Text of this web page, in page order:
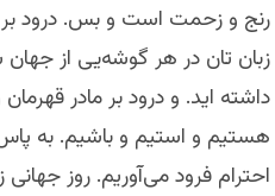
رنج و زحمت است و‌ بس. درود بر
زبان تان در هر گوشه‌یی از جهان
داشته اید. و درود بر مادر
هستیم و استیم و باشیم. به
احترام فرود می‌‌آوریم. روز جهانی